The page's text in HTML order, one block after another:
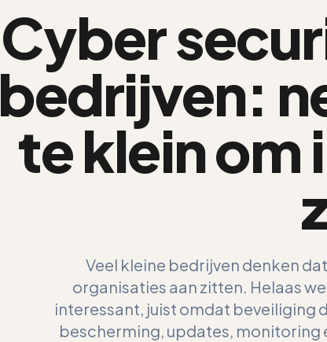
Cyber
bedrijven:
te klein om
Veel kleine bedrijven denken
organisaties aan zitten. Helaas
interessant, juist omdat beveiliging
bescherming, updates, monitoring